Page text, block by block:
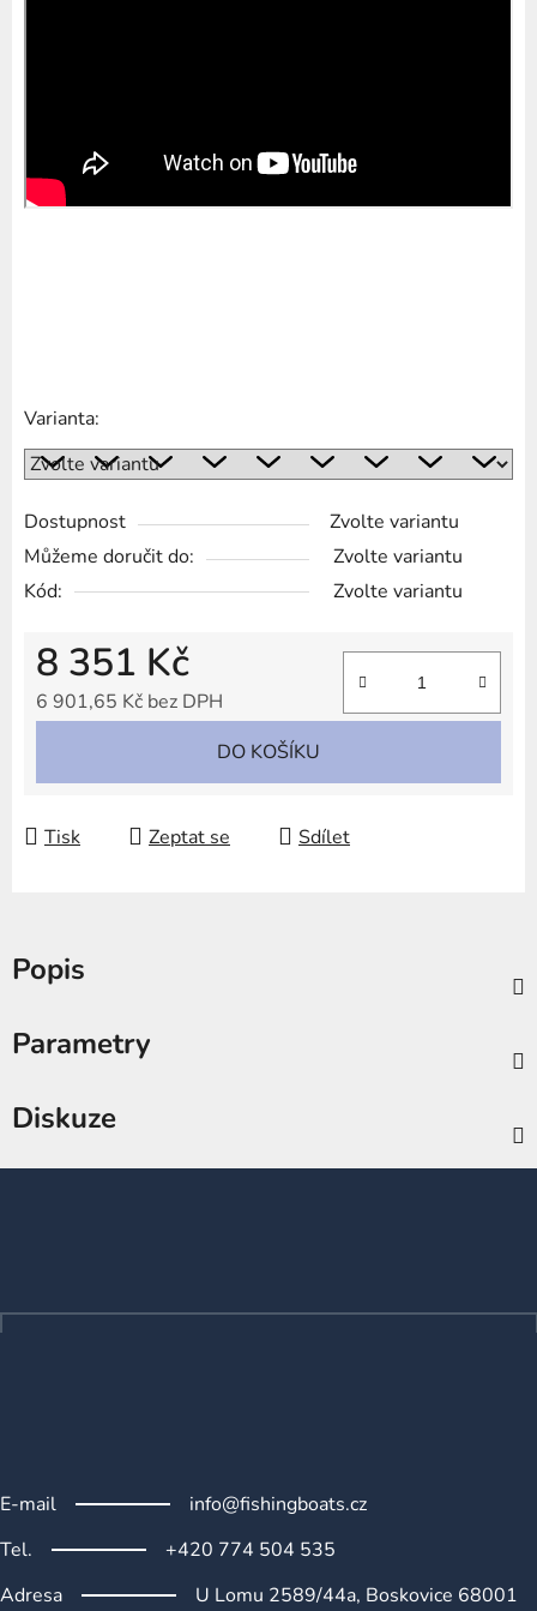
Varianta:
Dostupnost
Zvolte variantu
Můžeme doručit do:
Zvolte variantu
Kód:
Zvolte variantu
8 351 Kč
6 901,65 Kč bez DPH
DO KOŠÍKU
Tisk Zeptat se Sdílet
Popis
Parametry
Diskuze
t
í
E-mail
info@fishingboats.cz
Tel.
+420 774 504 535
Adresa
U Lomu 2589/44a, Boskovice 68001